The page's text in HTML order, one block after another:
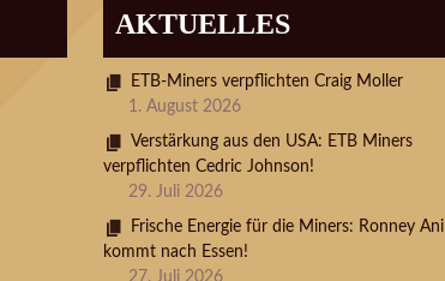
AKTUELLES
ETB-Miners verpflichten Craig Moller
1. August 2026
Verstärkung aus den USA: ETB Miners
verpflichten Cedric Johnson!
29. Juli 2026
Frische Energie für die Miners: Ronney Ani
kommt nach Essen!